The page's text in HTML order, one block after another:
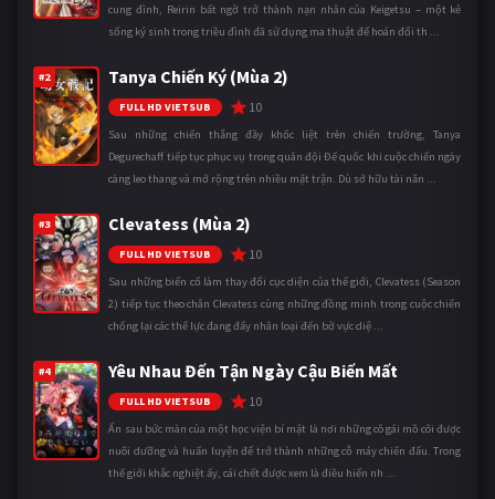
cung đình, Reirin bất ngờ trở thành nạn nhân của Keigetsu – một kẻ
sống ký sinh trong triều đình đã sử dụng ma thuật để hoán đổi th ...
#2 Tanya Chiến Ký (Mùa 2)
FULL HD VIETSUB 10
Sau những chiến thắng đầy khốc liệt trên chiến trường, Tanya
Degurechaff tiếp tục phục vụ trong quân đội Đế quốc khi cuộc chiến ngày
càng leo thang và mở rộng trên nhiều mặt trận. Dù sở hữu tài năn ...
#3 Clevatess (Mùa 2)
FULL HD VIETSUB 10
Sau những biến cố làm thay đổi cục diện của thế giới, Clevatess (Season
2) tiếp tục theo chân Clevatess cùng những đồng minh trong cuộc chiến
chống lại các thế lực đang đẩy nhân loại đến bờ vực diệ ...
#4 Yêu Nhau Đến Tận Ngày Cậu Biến Mất
FULL HD VIETSUB 10
Ẩn sau bức màn của một học viện bí mật là nơi những cô gái mồ côi được
nuôi dưỡng và huấn luyện để trở thành những cỗ máy chiến đấu. Trong
thế giới khắc nghiệt ấy, cái chết được xem là điều hiển nh ...